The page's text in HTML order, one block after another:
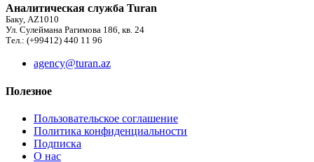
Аналитическая служба Turan
Баку, AZ1010
Ул. Сулеймана Рагимова 186, кв. 24
Тел.: (+99412) 440 11 96
agency@turan.az
Полезное
Пользовательское соглашение
Политика конфиденциальности
Подписка
О нас